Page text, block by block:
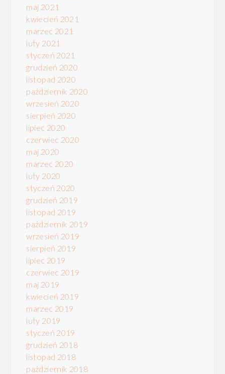
maj 2021
kwiecień 2021
marzec 2021
luty 2021
styczeń 2021
grudzień 2020
listopad 2020
październik 2020
wrzesień 2020
sierpień 2020
lipiec 2020
czerwiec 2020
maj 2020
marzec 2020
luty 2020
styczeń 2020
grudzień 2019
listopad 2019
październik 2019
wrzesień 2019
sierpień 2019
lipiec 2019
czerwiec 2019
maj 2019
kwiecień 2019
marzec 2019
luty 2019
styczeń 2019
grudzień 2018
listopad 2018
październik 2018